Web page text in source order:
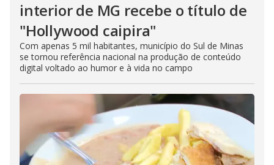
interior de MG recebe o título de
"Hollywood caipira"
Com apenas 5 mil habitantes, município do Sul de Minas
se tornou referência nacional na produção de conteúdo
digital voltado ao humor e à vida no campo